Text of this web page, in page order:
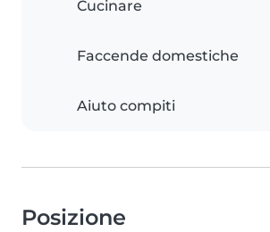
Cucinare
Faccende domestiche
Aiuto compiti
Posizione